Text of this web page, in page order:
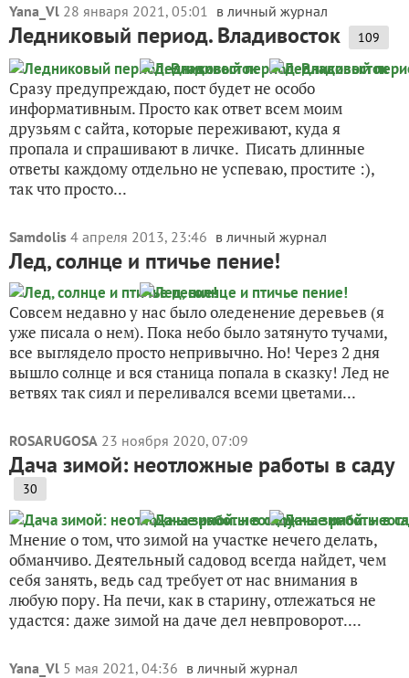
Yana_Vl 28 января 2021, 05:01 в личный журнал
Ледниковый период. Владивосток 109
Сразу предупреждаю, пост будет не особо
информативным. Просто как ответ всем моим
друзьям с сайта, которые переживают, куда я
пропала и спрашивают в личке. Писать длинные
ответы каждому отдельно не успеваю, простите :),
так что просто...
Samdolis 4 апреля 2013, 23:46 в личный журнал
Лед, солнце и птичье пение!
Совсем недавно у нас было оледенение деревьев (я
уже писала о нем). Пока небо было затянуто тучами,
все выглядело просто непривычно. Но! Через 2 дня
вышло солнце и вся станица попала в сказку! Лед не
ветвях так сиял и переливался всеми цветами...
ROSARUGOSA 23 ноября 2020, 07:09
Дача зимой: неотложные работы в саду
30
Мнение о том, что зимой на участке нечего делать,
обманчиво. Деятельный садовод всегда найдет, чем
себя занять, ведь сад требует от нас внимания в
любую пору. На печи, как в старину, отлежаться не
удастся: даже зимой на даче дел невпроворот....
Yana_Vl 5 мая 2021, 04:36 в личный журнал